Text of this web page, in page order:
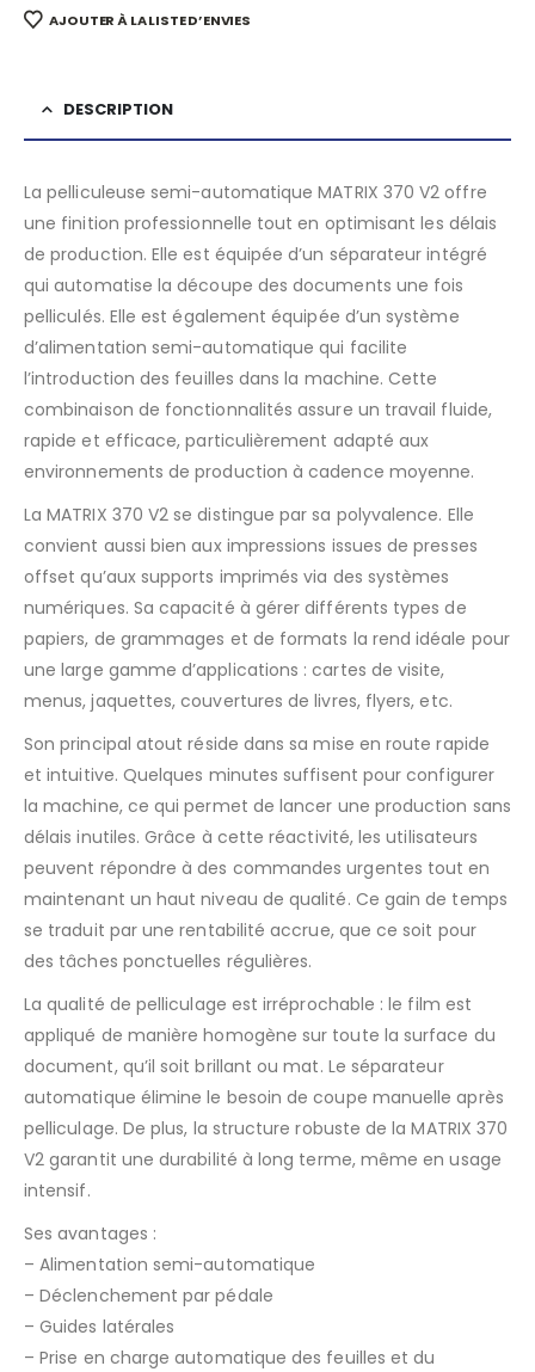
AJOUTER À LA LISTE D’ENVIES
DESCRIPTION
La pelliculeuse semi-automatique MATRIX 370 V2 offre
une finition professionnelle tout en optimisant les délais
de production. Elle est équipée d’un séparateur intégré
qui automatise la découpe des documents une fois
pelliculés. Elle est également équipée d’un système
d’alimentation semi-automatique qui facilite
l’introduction des feuilles dans la machine. Cette
combinaison de fonctionnalités assure un travail fluide,
rapide et efficace, particulièrement adapté aux
environnements de production à cadence moyenne.
La MATRIX 370 V2 se distingue par sa polyvalence. Elle
convient aussi bien aux impressions issues de presses
offset qu’aux supports imprimés via des systèmes
numériques. Sa capacité à gérer différents types de
papiers, de grammages et de formats la rend idéale pour
une large gamme d’applications : cartes de visite,
menus, jaquettes, couvertures de livres, flyers, etc.
Son principal atout réside dans sa mise en route rapide
et intuitive. Quelques minutes suffisent pour configurer
la machine, ce qui permet de lancer une production sans
délais inutiles. Grâce à cette réactivité, les utilisateurs
peuvent répondre à des commandes urgentes tout en
maintenant un haut niveau de qualité. Ce gain de temps
se traduit par une rentabilité accrue, que ce soit pour
des tâches ponctuelles régulières.
La qualité de pelliculage est irréprochable : le film est
appliqué de manière homogène sur toute la surface du
document, qu’il soit brillant ou mat. Le séparateur
automatique élimine le besoin de coupe manuelle après
pelliculage. De plus, la structure robuste de la MATRIX 370
V2 garantit une durabilité à long terme, même en usage
intensif.
Ses avantages :
– Alimentation semi-automatique
– Déclenchement par pédale
– Guides latérales
– Prise en charge automatique des feuilles et du